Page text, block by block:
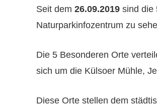
Seit dem 26.09.2019 sind die
Naturparkinfozentrum zu
Die 5 Besonderen Orte
sich um die Külsoer Mühle,
Diese Orte stellen dem